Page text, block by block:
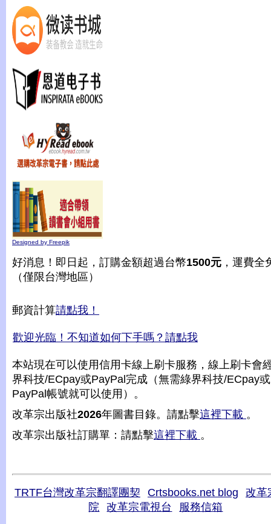
Designed by Freepik
好消息！即日起，訂購金額超過台幣1500元 ，運費全
（僅限台灣地區）
郵資計算請點我！
歡迎光臨！不知道如何下手嗎？請點我
本站現在可以使用信用卡線上刷卡服務，線上刷卡會
界科技/ECpay或PayPal完成（無需綠界科技/ECpay或
PayPal帳號就可以使用）。
改革宗出版社2026年圖書目錄。請點擊這裡下載 。
改革宗出版社訂購單：請點擊這裡下載 。
TRTF台灣改革宗翻譯團契 Crtsbooks.net blog
改革
院
改革宗電視台 服務信箱